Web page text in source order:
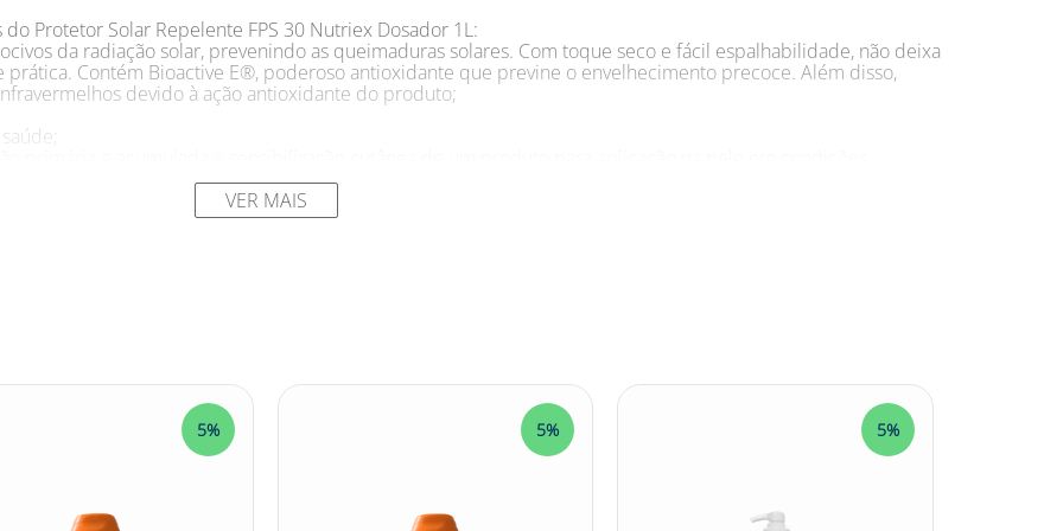
do Protetor Solar Repelente FPS 30 Nutriex Dosador 1L:
da radiação solar, prevenindo as queimaduras solares. Com toque seco e fácil espalhabilidade, não deixa
Contém Bioactive E®, poderoso antioxidante que previne o envelhecimento precoce. Além disso,
devido à ação antioxidante do produto;
controladas, acompanhado por médico dermatologista: Durante o estudo, nenhum participante apresentou
produto não induziu processo de irritação e sensibilização cutânea no grupo de estudo;
por testes conduzidos por um dermatologista;
pode se sentir protegido contra os efeitos nocivos da radiação solar e contra os insetos transmissores de
VER MAIS
5% 5% 5%